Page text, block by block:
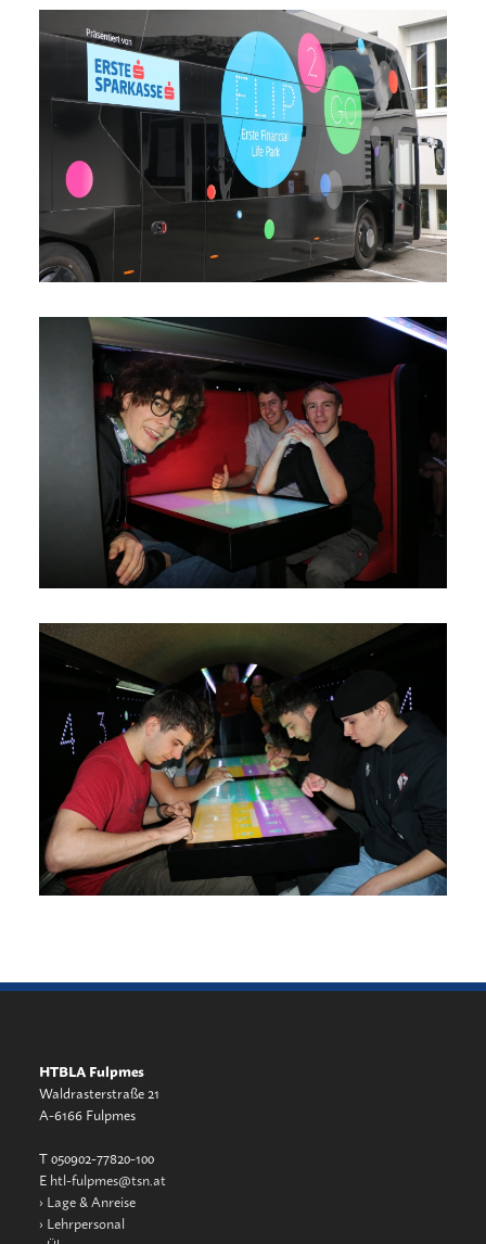
HTBLA Fulpmes
Waldrasterstraße 21
A-6166 Fulpmes
T 050902-77820-100
Ehtl-fulpmes@tsn.at
› Lage & Anreise
› Lehrpersonal